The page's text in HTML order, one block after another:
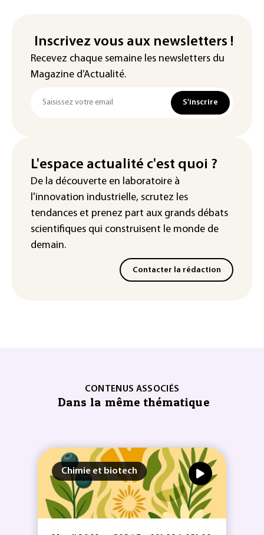
Inscrivez vous aux newsletters !
Recevez chaque semaine les newsletters du
Magazine d’Actualité.
S'inscrire
L'espace actualité c'est quoi ?
De la découverte en laboratoire à
l'innovation industrielle, scrutez les
tendances et prenez part aux grands débats
scientifiques qui construisent le monde de
demain.
Contacter la rédaction
CONTENUS ASSOCIÉS
Dans la même thématique
Chimie et biotech